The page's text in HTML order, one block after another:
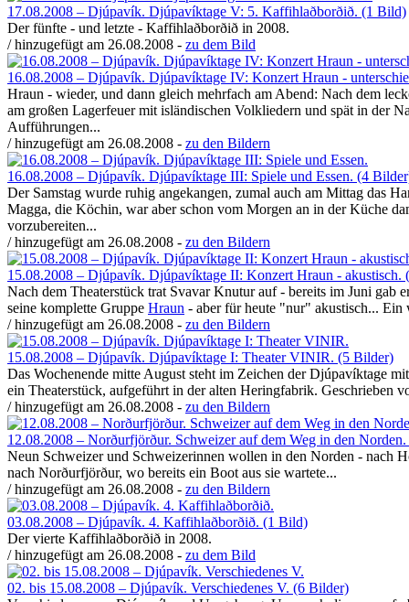
17.08.2008 – Djúpavík. Djúpavíktage V: 5. Kaffihlaðborðið. (1 Bild)
Der fünfte - und letzte - Kaffihlaðborðið in 2008.
/ hinzugefügt am 26.08.2008 - zu dem Bild
16.08.2008 – Djúpavík. Djúpavíktage IV: Konzert Hraun -
Hraun - wieder, und dann gleich mehrfach am Abend: Nach dem
am großen Lagerfeuer mit isländischen Volkliedern und spät in der
Aufführungen...
/ hinzugefügt am 26.08.2008 - zu den Bildern
16.08.2008 – Djúpavík. Djúpavíktage III: Spiele und Essen. (4
Der Samstag wurde ruhig angekangen, zumal auch am Mittag das
Magga, die Köchin, war aber schon vom Morgen an in der Küche
vorzubereiten...
/ hinzugefügt am 26.08.2008 - zu den Bildern
15.08.2008 – Djúpavík. Djúpavíktage II: Konzert Hraun - akustisch.
Nach dem Theaterstück trat Svavar Knutur auf - bereits im Juni gab
seine komplette Gruppe Hraun - aber für heute "nur" akustisch...
/ hinzugefügt am 26.08.2008 - zu den Bildern
15.08.2008 – Djúpavík. Djúpavíktage I: Theater VINIR. (5 Bilder)
Das Wochenende mitte August steht im Zeichen der Djúpavíktage
ein Theaterstück, aufgeführt in der alten Heringfabrik. Geschrieben
/ hinzugefügt am 26.08.2008 - zu den Bildern
12.08.2008 – Norðurfjörður. Schweizer auf dem Weg in den
Neun Schweizer und Schweizerinnen wollen in den Norden - nach
nach Norðurfjörður, wo bereits ein Boot aus sie wartete...
/ hinzugefügt am 26.08.2008 - zu den Bildern
03.08.2008 – Djúpavík. 4. Kaffihlaðborðið. (1 Bild)
Der vierte Kaffihlaðborðið in 2008.
/ hinzugefügt am 26.08.2008 - zu dem Bild
02. bis 15.08.2008 – Djúpavík. Verschiedenes V. (6 Bilder)